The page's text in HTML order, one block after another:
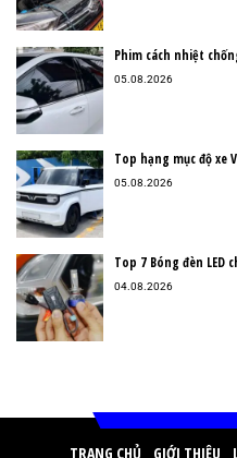
Phim cách nhiệt
05.08.2026
Top hạng mục độ xe
05.08.2026
Top 7 Bóng đèn LED
04.08.2026
TRANG CHỦ GIỚI THIỆU